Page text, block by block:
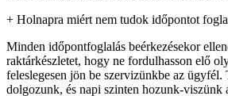
+ Holnapra miért nem tudok időpontot
Minden időpontfoglalás beérkezésekor
raktárkészletet, hogy ne fordulhasson elő
feleslegesen jön be szervizünkbe az
dolgozunk, és napi szinten hozunk-viszünk